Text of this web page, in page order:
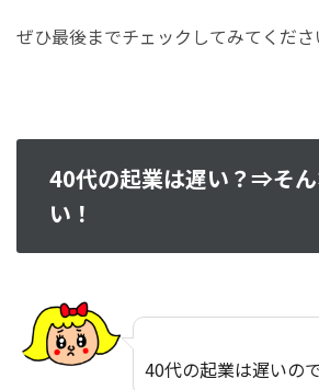
ぜひ最後までチェックしてみてくださ
40代の起業は遅い？⇒そ
い！
40代の起業は遅いの